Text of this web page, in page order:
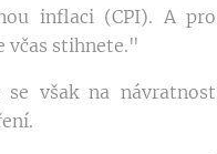
inflaci (CPI). A pro
včas stihnete."
však na návratnost